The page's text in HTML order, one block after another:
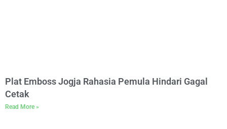
Plat Emboss Jogja Rahasia Pemula Hindari Gagal
Cetak
Read More »